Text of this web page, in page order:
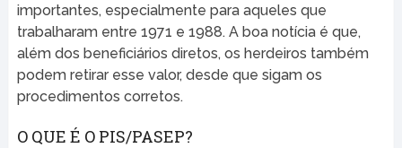
importantes, especialmente para aqueles que
trabalharam entre 1971 e 1988. A boa notícia é que,
além dos beneficiários diretos, os herdeiros também
podem retirar esse valor, desde que sigam os
procedimentos corretos.
O QUE É O PIS/PASEP?